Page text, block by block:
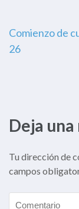
Comienzo de
26
Deja
Tu dirección de
campos